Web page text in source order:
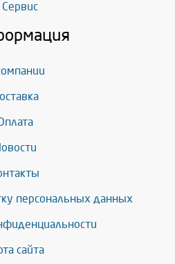
Сервис
персональных данных
сайта